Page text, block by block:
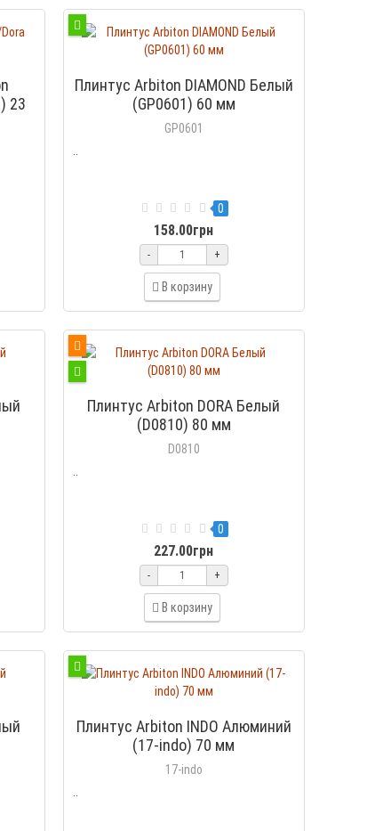
23
Плинтус Arbiton DIAMOND Белый
(GP0601) 60 мм
GP0601
0
158.00грн
- +
В корзину
Плинтус Arbiton DORA Белый
(D0810) 80 мм
D0810
0
227.00грн
- +
В корзину
Плинтус Arbiton INDO Алюминий
(17-indo) 70 мм
17-indo